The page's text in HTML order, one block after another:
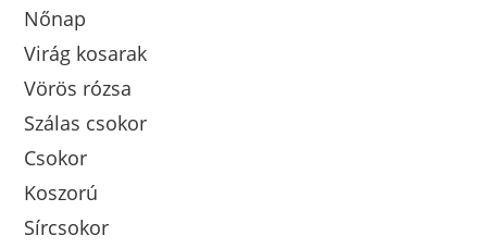
Nőnap
Virág kosarak
Vörös rózsa
Szálas csokor
Csokor
Koszorú
Sírcsokor